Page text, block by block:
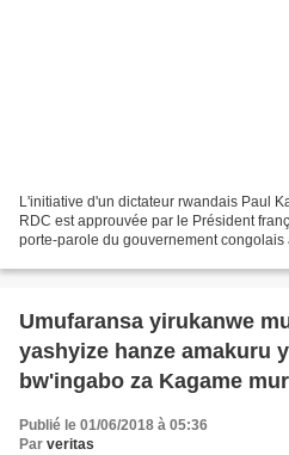
L'initiative d'un dictateur rwandais Paul
RDC est approuvée par le Président
porte-parole du gouvernement congolais
Umufaransa yirukanwe
yashyize hanze amakuru
bw'ingabo za Kagame
Publié le 01/06/2018 à 05:36
Par veritas